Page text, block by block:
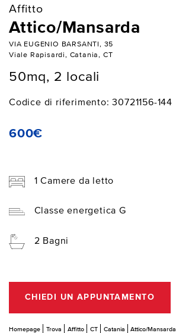
Affitto
Attico/Mansarda
VIA EUGENIO BARSANTI, 35
Viale Rapisardi, Catania, CT
50mq, 2 locali
Codice di riferimento: 30721156-144
600€
1 Camere da letto
Classe energetica G
2 Bagni
CHIEDI UN APPUNTAMENTO
Homepage Trova Affitto CT Catania
Attico/Mansarda